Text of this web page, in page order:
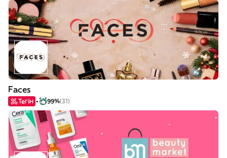
Faces
Тегін 99%(31)